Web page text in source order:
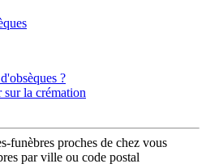
?
la crémation
funèbres proches de chez vous
par ville ou code postal